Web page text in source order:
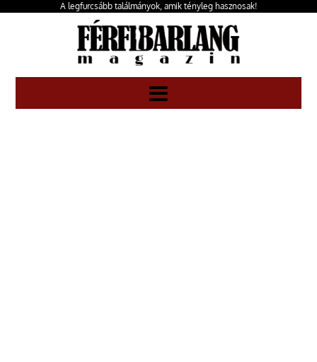
A legfurcsább találmányok, amik tényleg hasznosak!